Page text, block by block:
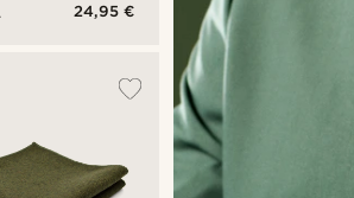
24,95 €